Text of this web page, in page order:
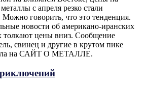
с апреля резко стали
Можно говорить, что это тенденция.
новости об американо-иранских
толкают цены вниз. Сообщение
свинец и другие в крутом пике
на САЙТ О МЕТАЛЛЕ.